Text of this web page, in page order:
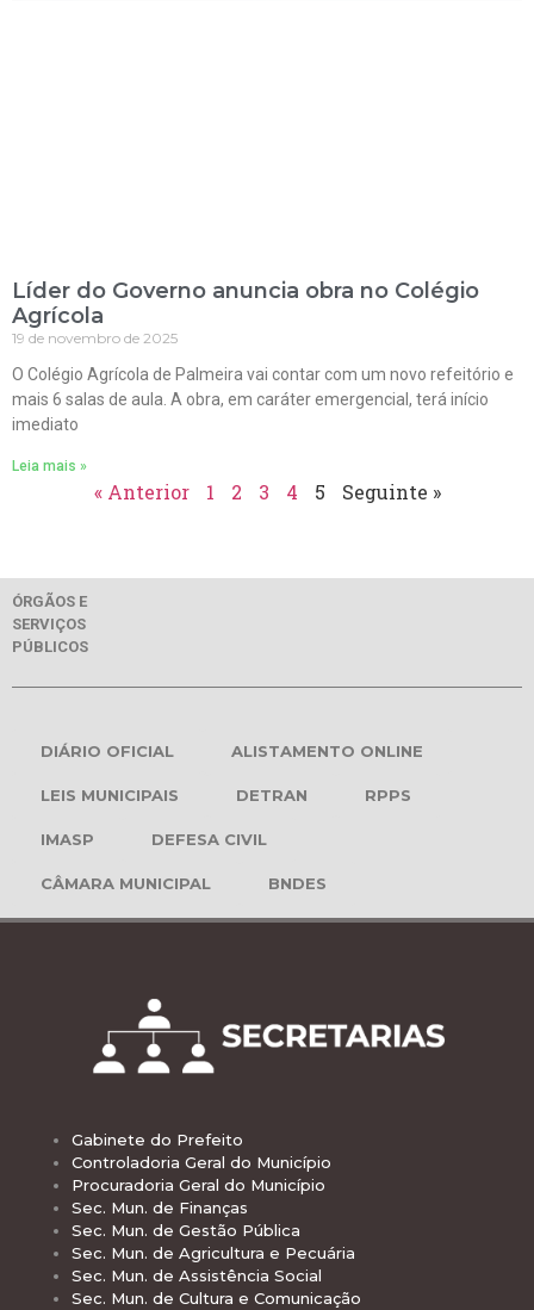
Líder do Governo anuncia obra no Colégio
Agrícola
19 de novembro de 2025
O Colégio Agrícola de Palmeira vai contar com um novo refeitório e
mais 6 salas de aula. A obra, em caráter emergencial, terá início
imediato
Leia mais »
« Anterior 1 2 3 4 5 Seguinte »
ÓRGÃOS E
SERVIÇOS
PÚBLICOS
DIÁRIO OFICIAL ALISTAMENTO ONLINE
LEIS MUNICIPAIS DETRAN RPPS
IMASP DEFESA CIVIL
CÂMARA MUNICIPAL BNDES
Gabinete do Prefeito
Controladoria Geral do Município
Procuradoria Geral do Município
Sec. Mun. de Finanças
Sec. Mun. de Gestão Pública
Sec. Mun. de Agricultura e Pecuária
Sec. Mun. de Assistência Social
Sec. Mun. de Cultura e Comunicação